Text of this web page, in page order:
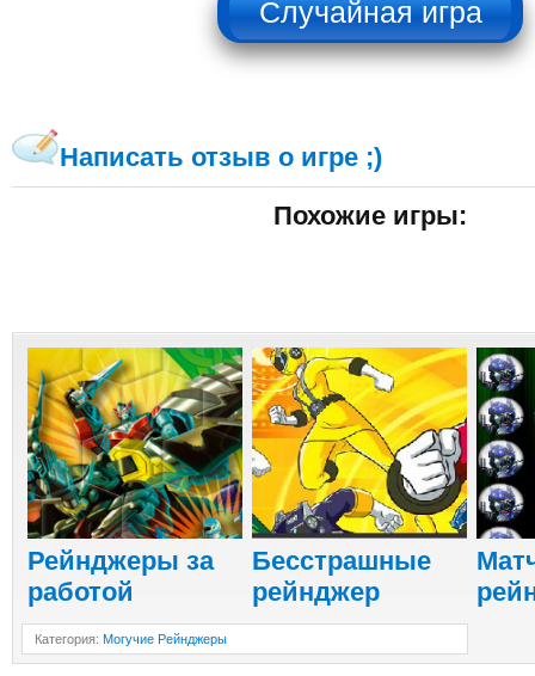
Написать отзыв о игре ;)
Похожие игры:
Рейнджеры за
работой
Бесстрашные
рейнджер
Категория: Могучие Рейнджеры